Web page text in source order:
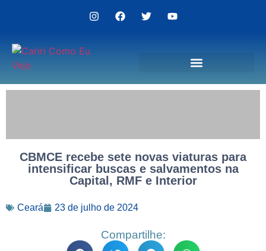
CBMCE recebe sete novas viaturas para
intensificar buscas e salvamentos na
Capital, RMF e Interior
Ceará 23 de julho de 2024
Compartilhe: